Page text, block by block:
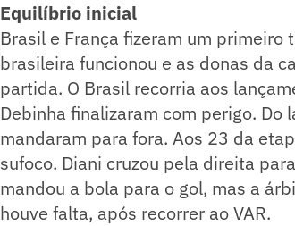
Equilíbrio inicial
Brasil e França fizeram um primeiro
brasileira funcionou e as donas da
partida. O Brasil recorria aos
Debinha finalizaram com perigo. Do
mandaram para fora. Aos 23 da
sufoco. Diani cruzou pela direita
mandou a bola para o gol, mas a
houve falta, após recorrer ao VAR.